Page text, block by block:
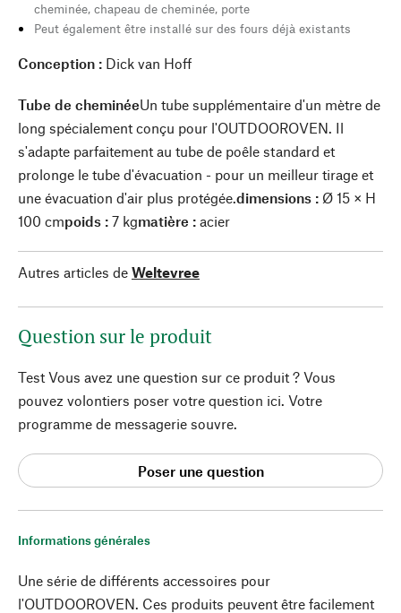
Informations générales
Une série de différents accessoires pour
l'OUTDOOROVEN. Ces produits peuvent être facilement
cheminée, chapeau de cheminée, porte
Peut également être installé sur des fours déjà existants
Conception : Dick van Hoff
Tube de cheminéeUn tube supplémentaire d'un mètre de
long spécialement conçu pour l'OUTDOOROVEN. Il
s'adapte parfaitement au tube de poêle standard et
prolonge le tube d'évacuation - pour un meilleur tirage et
une évacuation d'air plus protégée.dimensions : Ø 15 × H
100 cmpoids : 7 kgmatière : acier
Autres articles de Weltevree
Question sur le produit
Test Vous avez une question sur ce produit ? Vous
pouvez volontiers poser votre question ici. Votre
programme de messagerie souvre.
Poser une question